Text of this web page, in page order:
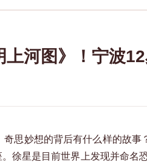
河图》！宁波
思妙想的背后有什么样的故
徐星是目前世界上发现并命名